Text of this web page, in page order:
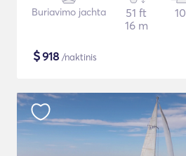
Buriavimo jachta
51 ft
16 m
10
$918 /naktinis